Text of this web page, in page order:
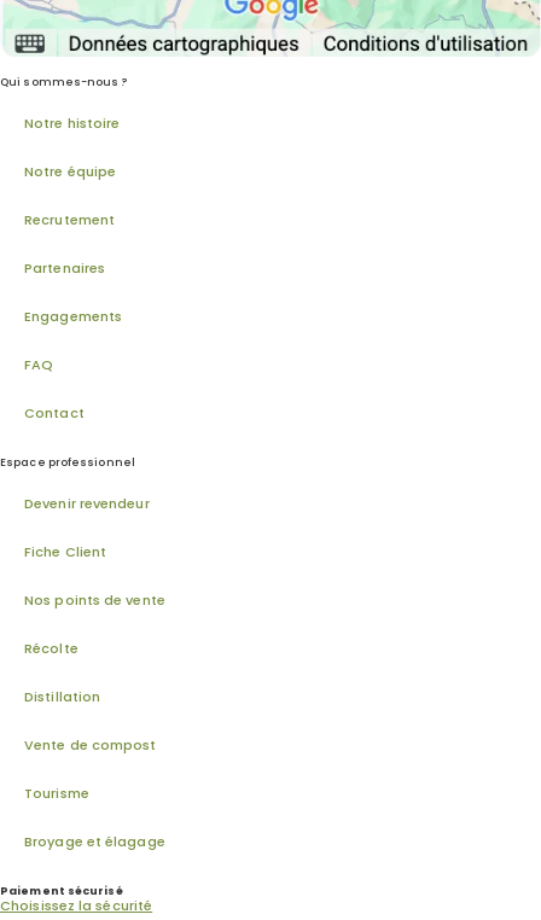
Qui sommes-nous ?
Notre histoire
Notre équipe
Recrutement
Partenaires
Engagements
FAQ
Contact
Espace professionnel
Devenir revendeur
Fiche Client
Nos points de vente
Récolte
Distillation
Vente de compost
Tourisme
Broyage et élagage
Paiement sécurisé
Choisissez la sécurité